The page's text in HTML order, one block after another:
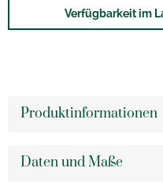
Verfügbarkeit im
Produktinformationen
Daten und Maße